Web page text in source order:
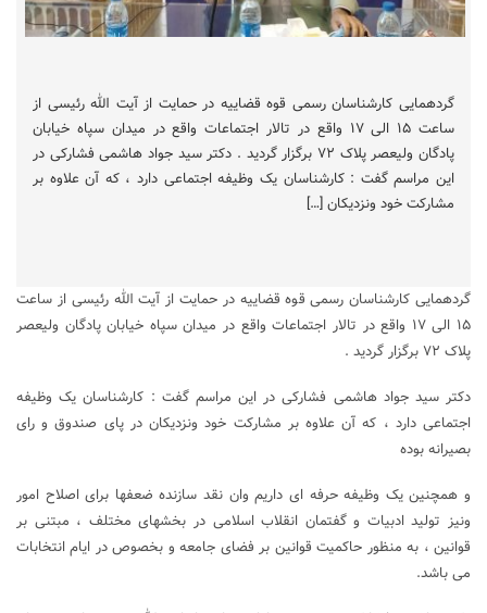
گردهمایی کارشناسان رسمی قوه قضاییه در حمایت از آیت الله رئیسی از
ساعت ۱۵ الی ۱۷ واقع در تالار اجتماعات واقع در میدان سپاه خیابان
پادگان ولیعصر پلاک ۷۲ برگزار گردید . دکتر سید جواد هاشمی فشارکی در
این مراسم گفت : کارشناسان یک وظیفه اجتماعی دارد ، که آن علاوه بر
مشارکت خود ونزدیکان […]
گردهمایی کارشناسان رسمی قوه قضاییه در حمایت از آیت الله رئیسی از ساعت
۱۵ الی ۱۷ واقع در تالار اجتماعات واقع در میدان سپاه خیابان پادگان ولیعصر
پلاک ۷۲ برگزار گردید .
دکتر سید جواد هاشمی فشارکی در این مراسم گفت : کارشناسان یک وظیفه
اجتماعی دارد ، که آن علاوه بر مشارکت خود ونزدیکان در پای صندوق و رای
بصیرانه بوده
و همچنین یک وظیفه حرفه ای داریم وان نقد سازنده ضعفها برای اصلاح امور
ونیز تولید ادبیات و گفتمان انقلاب اسلامی در بخشهای مختلف ، مبتنی بر
قوانین ، به منظور حاکمیت قوانین بر فضای جامعه و بخصوص در ایام انتخابات
می باشد.